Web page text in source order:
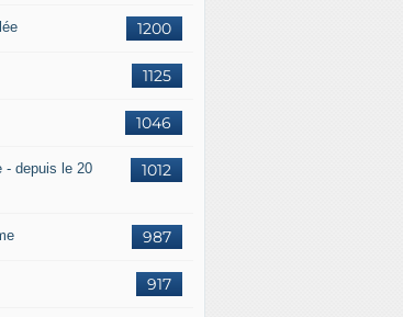
1200
1125
1046
1012
- depuis le 20
987
917